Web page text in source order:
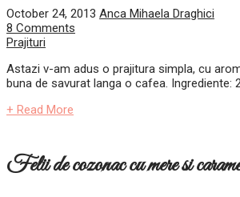
October 24, 2013 Anca Mihaela Draghici
8 Comments
Prajituri
Astazi v-am adus o prajitura simpla, cu
buna de savurat langa o cafea. Ingrediente:
+ Read More
Felii de cozonac cu mere si